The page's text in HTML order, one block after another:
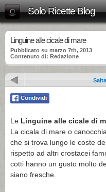
Solo Ricette Blog
Linguine alle cicale di mare
Pubblicato su marzo 7th, 2013
Contenuto di: Redazione
Le Linguine alle cicale di
La cicala di mare o
che si trova lungo le coste
rispetto ad altri crostacei
cotti hanno un gusto molto
siano fresche.